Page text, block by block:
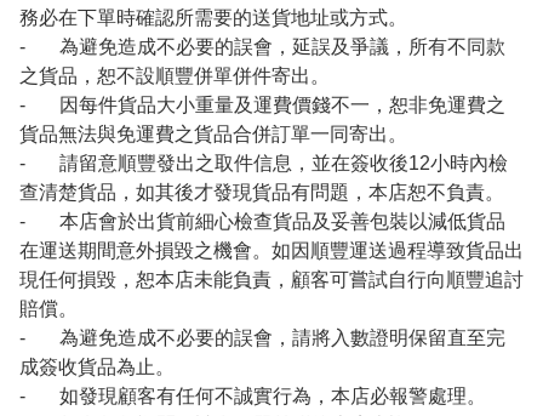
務必在下單時確認所需要的送貨地址或方式。
- 為避免造成不必要的誤會，延誤及爭議，所有不同款
之貨品，恕不設順豐併單併件寄出。
- 因每件貨品大小重量及運費價錢不一，恕非免運費之
貨品無法與免運費之貨品合併訂單一同寄出。
- 請留意順豐發出之取件信息，並在簽收後12小時內檢
查清楚貨品，如其後才發現貨品有問題，本店恕不負責。
- 本店會於出貨前細心檢查貨品及妥善包裝以減低貨品
在運送期間意外損毀之機會。如因順豐運送過程導致貨品出
現任何損毀，恕本店未能負責，顧客可嘗試自行向順豐追討
賠償。
- 為避免造成不必要的誤會，請將入數證明保留直至完
成簽收貨品為止。
- 如發現顧客有任何不誠實行為，本店必報警處理。